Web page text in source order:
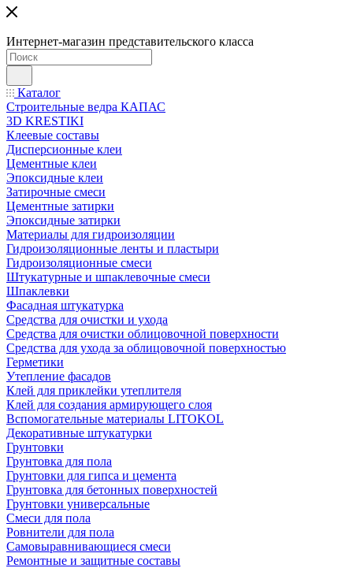
Интернет-магазин представительского класса
Каталог
Строительные ведра КАПАС
3D KRESTIKI
Клеевые составы
Дисперсионные клеи
Цементные клеи
Эпоксидные клеи
Затирочные смеси
Цементные затирки
Эпоксидные затирки
Материалы для гидроизоляции
Гидроизоляционные ленты и пластыри
Гидроизоляционные смеси
Штукатурные и шпаклевочные смеси
Шпаклевки
Фасадная штукатурка
Средства для очистки и ухода
Средства для очистки облицовочной поверхности
Средства для ухода за облицовочной поверхностью
Герметики
Утепление фасадов
Клей для приклейки утеплителя
Клей для создания армирующего слоя
Вспомогательные материалы LITOKOL
Декоративные штукатурки
Грунтовки
Грунтовка для пола
Грунтовки для гипса и цемента
Грунтовка для бетонных поверхностей
Грунтовки универсальные
Смеси для пола
Ровнители для пола
Самовыравнивающиеся смеси
Ремонтные и защитные составы